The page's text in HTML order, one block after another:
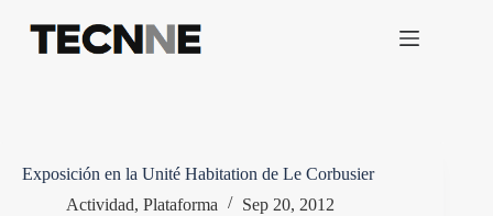
contenido
Exposición en la Unité Habitation de Le Corbusier
Actividad, Plataforma Sep 20, 2012